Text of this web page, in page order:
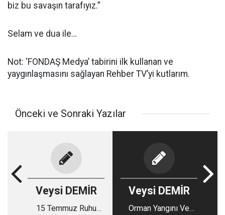
biz bu savaşın tarafıyız.”
Selam ve dua ile…
Not: ‘FONDAŞ Medya’ tabirini ilk kullanan ve
yaygınlaşmasını sağlayan Rehber TV’yi kutlarım.
Önceki ve Sonraki Yazılar
Veysi DEMİR
15 Temmuz Ruhu
Veysi DEMİR
Orman Yangını Ve